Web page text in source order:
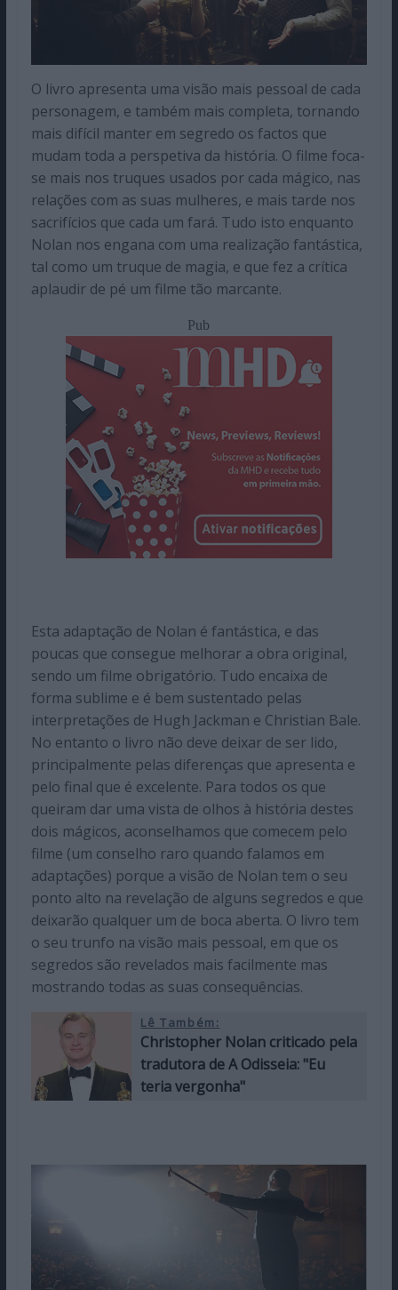
O livro apresenta uma visão mais pessoal de cada
personagem, e também mais completa, tornando
mais difícil manter em segredo os factos que
mudam toda a perspetiva da história. O filme foca-
se mais nos truques usados por cada mágico, nas
relações com as suas mulheres, e mais tarde nos
sacrifícios que cada um fará. Tudo isto enquanto
Nolan nos engana com uma realização fantástica,
tal como um truque de magia, e que fez a crítica
aplaudir de pé um filme tão marcante.
Pub
Esta adaptação de Nolan é fantástica, e das
poucas que consegue melhorar a obra original,
sendo um filme obrigatório. Tudo encaixa de
forma sublime e é bem sustentado pelas
interpretações de Hugh Jackman e Christian Bale.
No entanto o livro não deve deixar de ser lido,
principalmente pelas diferenças que apresenta e
pelo final que é excelente. Para todos os que
queiram dar uma vista de olhos à história destes
dois mágicos, aconselhamos que comecem pelo
filme (um conselho raro quando falamos em
adaptações) porque a visão de Nolan tem o seu
ponto alto na revelação de alguns segredos e que
deixarão qualquer um de boca aberta. O livro tem
o seu trunfo na visão mais pessoal, em que os
segredos são revelados mais facilmente mas
mostrando todas as suas consequências.
Lê Também:
Christopher Nolan criticado pela
tradutora de A Odisseia: "Eu
teria vergonha"